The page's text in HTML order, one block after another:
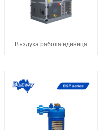
Въздуха работа единица